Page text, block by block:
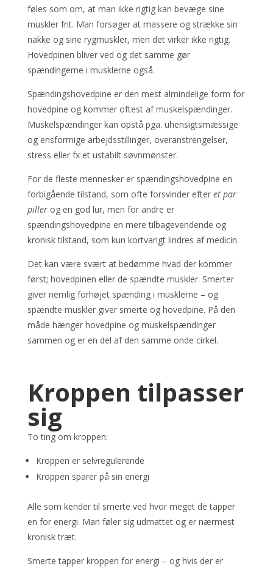
føles som om, at man ikke rigtig kan bevæge sine
muskler frit. Man forsøger at massere og strække sin
nakke og sine rygmuskler, men det virker ikke rigtig.
Hovedpinen bliver ved og det samme gør
spændingerne i musklerne også.
Spændingshovedpine er den mest almindelige form for
hovedpine og kommer oftest af muskelspændinger.
Muskelspændinger kan opstå pga. uhensigtsmæssige
og ensformige arbejdsstillinger, overanstrengelser,
stress eller fx et ustabilt søvnmønster.
For de fleste mennesker er spændingshovedpine en
forbigående tilstand, som ofte forsvinder efter et par
pillerog en god lur, men for andre er
spændingshovedpine en mere tilbagevendende og
kronisk tilstand, som kun kortvarigt lindres af medicin.
Det kan være svært at bedømme hvad der kommer
først; hovedpinen eller de spændte muskler. Smerter
giver nemlig forhøjet spænding i musklerne – og
spændte muskler giver smerte og hovedpine. På den
måde hænger hovedpine og muskelspændinger
sammen og er en del af den samme onde cirkel.
Kroppen tilpasser
sig
To ting om kroppen:
Kroppen er selvregulerende
Kroppen sparer på sin energi
Alle som kender til smerte ved hvor meget de tapper
en for energi. Man føler sig udmattet og er nærmest
kronisk træt.
Smerte tapper kroppen for energi – og hvis der er